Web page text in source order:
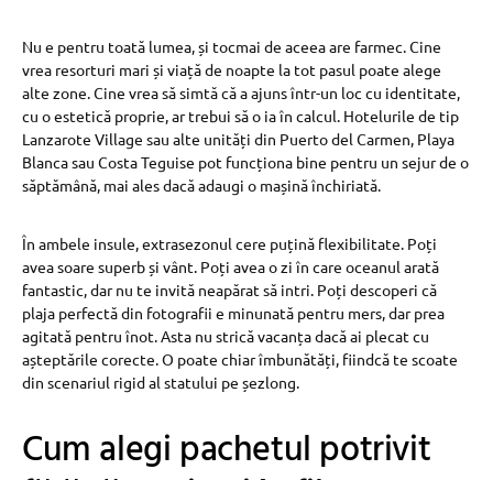
Nu e pentru toată lumea, și tocmai de aceea are farmec. Cine
vrea resorturi mari și viață de noapte la tot pasul poate alege
alte zone. Cine vrea să simtă că a ajuns într-un loc cu identitate,
cu o estetică proprie, ar trebui să o ia în calcul. Hotelurile de tip
Lanzarote Village sau alte unități din Puerto del Carmen, Playa
Blanca sau Costa Teguise pot funcționa bine pentru un sejur de o
săptămână, mai ales dacă adaugi o mașină închiriată.
În ambele insule, extrasezonul cere puțină flexibilitate. Poți
avea soare superb și vânt. Poți avea o zi în care oceanul arată
fantastic, dar nu te invită neapărat să intri. Poți descoperi că
plaja perfectă din fotografii e minunată pentru mers, dar prea
agitată pentru înot. Asta nu strică vacanța dacă ai plecat cu
așteptările corecte. O poate chiar îmbunătăți, fiindcă te scoate
din scenariul rigid al statului pe șezlong.
Cum alegi pachetul potrivit